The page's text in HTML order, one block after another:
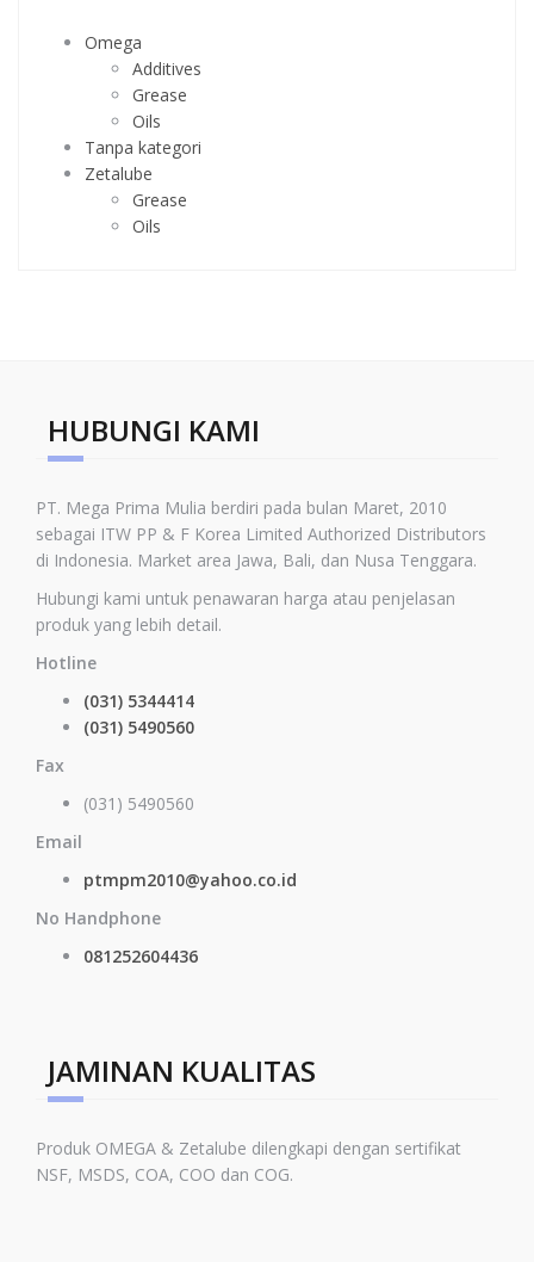
Omega
Additives
Grease
Oils
Tanpa kategori
Zetalube
Grease
Oils
HUBUNGI KAMI
PT. Mega Prima Mulia berdiri pada bulan Maret, 2010
sebagai ITW PP & F Korea Limited Authorized Distributors
di Indonesia. Market area Jawa, Bali, dan Nusa Tenggara.
Hubungi kami untuk penawaran harga atau penjelasan
produk yang lebih detail.
Hotline
(031) 5344414
(031) 5490560
Fax
(031) 5490560
Email
ptmpm2010@yahoo.co.id
No Handphone
081252604436
JAMINAN KUALITAS
Produk OMEGA & Zetalube dilengkapi dengan sertifikat
NSF, MSDS, COA, COO dan COG.